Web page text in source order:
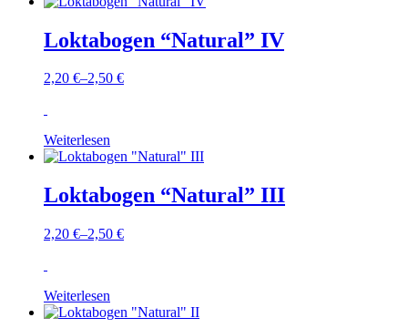
Loktabogen “Natural” IV
2,20 €–2,50 €
Weiterlesen
Loktabogen “Natural” III
2,20 €–2,50 €
Weiterlesen